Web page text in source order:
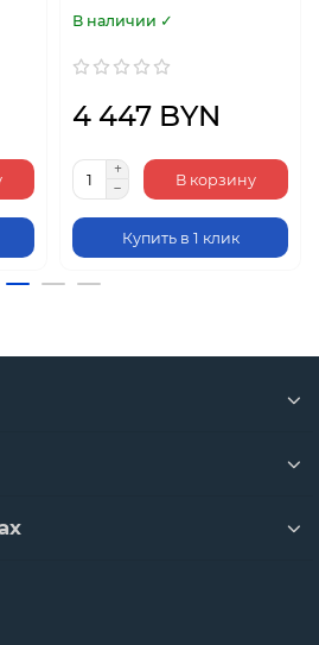
В наличии ✓
4 447 BYN
В корзину
Купить в 1 клик